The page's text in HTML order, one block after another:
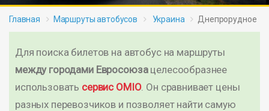
Главная Маршруты автобусов Украина Днепрорудное
Для поиска билетов на автобус на маршруты
между городами Евросоюзацелесообразнее
использовать сервис OMIO. Он сравнивает цены
разных перевозчиков и позволяет найти самую